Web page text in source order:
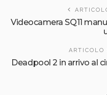
Videocamera SQ11
ARTICOLO
Deadpool 2 in arrivo al